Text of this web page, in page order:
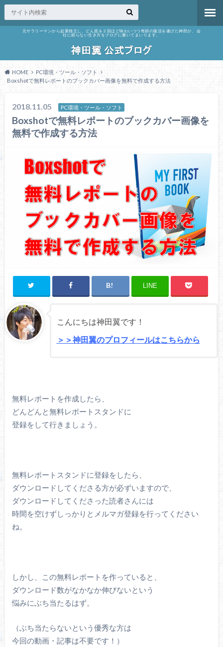
元サラリーマンから起業独立し、どん底を２回ほど味わいつつ奇跡の復活を遂げた神田が、 会
社に頼らない生き方をブログに書いてまいります。
HOME
PC環境・ツール・ソフト
Boxshotで無料レポートのブックカバー画像を無料で作成する方法
2018.11.05 PC環境・ツール・ソフト
Boxshotで無料レポートのブックカバー画像を
無料で作成する方法
LINE
こんにちは神田翼です！
＞＞神田翼のプロフィールはこちらから
無料レポートを作成したら、
どんどんと無料レポートスタンドに
登録をして行きましょう。
無料レポートスタンドに登録をしたら、
ダウンロードしてくださる方が必ずいますので、
ダウンロードしてくださった読者さんには
時間を空けずしっかりとメルマガ登録を行ってください
ね。
しかし、この無料レポートを作っていると、
ダウンロード数がなかなか伸びないという
悩みにぶち当たるはず。
（ぶち当たらないという優秀な方は
今回の動画・記事は不要です！）